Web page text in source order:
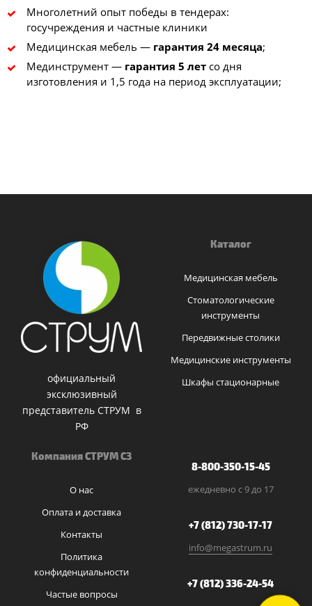
Многолетний опыт победы в тендерах:
госучреждения и частные клиники
Медицинская мебель — гарантия 24 месяца;
Мединструмент — гарантия 5 летсо дня
изготовления и 1,5 года на период эксплуатации;
официальный
эксклюзивный
представитель СТРУМ в
РФ
Каталог
Медицинская мебель
Стоматологические
инструменты
Передвижные столики
Медицинские инструменты
Шкафы стационарные
Компания СТРУМ СЗ
О нас
Оплата и доставка
Контакты
Политика
конфиденциальности
Частые вопросы
8-800-350-15-45
ежедневно с 9 до 17
+7 (812) 730-17-17
info@megastrum.ru
+7 (812) 336-24-54